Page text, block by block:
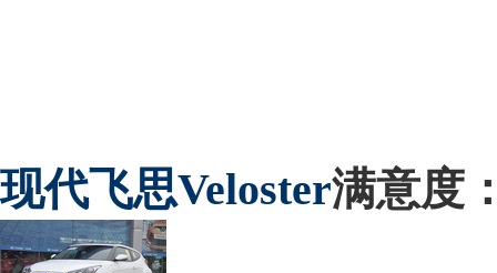
现代飞思Veloster满意度